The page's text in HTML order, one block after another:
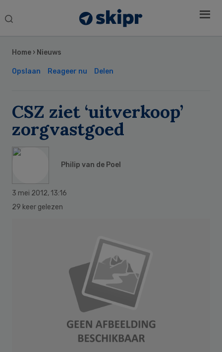
Search
Home › Nieuws
Opslaan Reageer nu Delen
CSZ ziet ‘uitverkoop’
zorgvastgoed
Philip van de Poel
3 mei 2012, 13:16
29 keer gelezen
Sidebar